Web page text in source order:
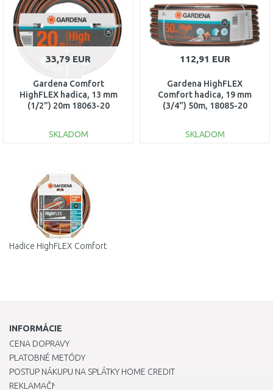
33,79 EUR
Gardena Comfort
HighFLEX hadica, 13 mm
(1/2") 20m 18063-20
SKLADOM
Porovnať
112,91 EUR
Gardena HighFLEX
Comfort hadica, 19 mm
(3/4") 50m, 18085-20
SKLADOM
Hadice HighFLEX Comfort
INFORMÁCIE
CENA DOPRAVY
PLATOBNÉ METÓDY
POSTUP NÁKUPU NA SPLÁTKY HOME CREDIT
REKLAMAČNÝ PORIADOK